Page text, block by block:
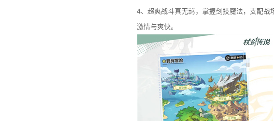
4、超爽战斗真无羁，掌握剑技魔法，支配
激情与爽快。